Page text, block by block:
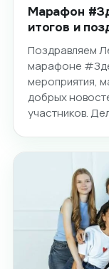
Марафон
итогов и
Поздравляем
марафоне
мероприятия,
добрых
участников.